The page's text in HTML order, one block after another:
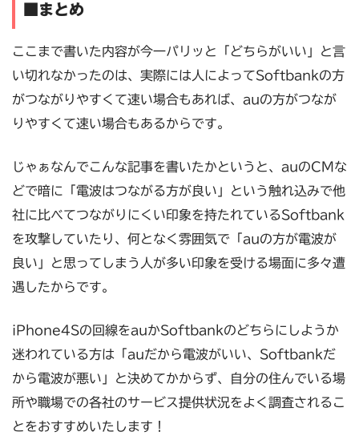
■まとめ
ここまで書いた内容が今一パリッと「どちらがいい」と言
い切れなかったのは、実際には人によってSoftbankの方
がつながりやすくて速い場合もあれば、auの方がつなが
りやすくて速い場合もあるからです。
じゃぁなんでこんな記事を書いたかというと、auのCMな
どで暗に「電波はつながる方が良い」という触れ込みで他
社に比べてつながりにくい印象を持たれているSoftbank
を攻撃していたり、何となく雰囲気で「auの方が電波が
良い」と思ってしまう人が多い印象を受ける場面に多々遭
遇したからです。
iPhone4Sの回線をauかSoftbankのどちらにしようか
迷われている方は「auだから電波がいい、Softbankだ
から電波が悪い」と決めてかからず、自分の住んでいる場
所や職場での各社のサービス提供状況をよく調査されるこ
とをおすすめいたします！